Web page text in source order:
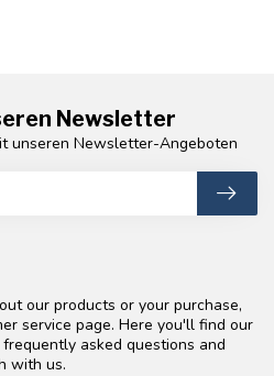
our products or your purchase,
service page. Here you'll find our
asked questions and
with us.
Newsletter
unseren Newsletter-Angeboten